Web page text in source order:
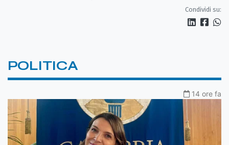
Condividi su:
POLITICA
14 ore fa